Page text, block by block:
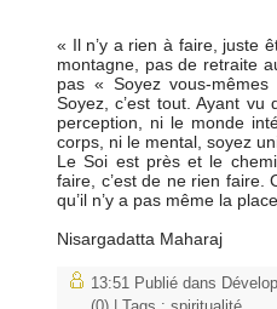
« Il n’y a rien à faire, juste
montagne, pas de retraite
pas « Soyez vous-
Soyez, c’est tout. Ayant
perception, ni le monde
corps, ni le mental, soyez
Le Soi est près et le
faire, c’est de ne rien faire.
qu’il n’y a pas même la
Nisargadatta Maharaj
13:51 Publié dans